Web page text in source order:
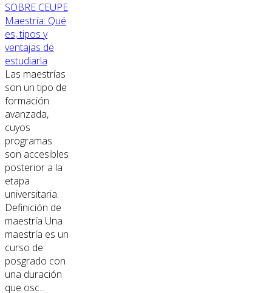
SOBRE CEUPE
Maestría: Qué
es, tipos y
ventajas de
estudiarla
Las maestrías
son un tipo de
formación
avanzada,
cuyos
programas
son accesibles
posterior a la
etapa
universitaria.
Definición de
maestría Una
maestría es un
curso de
posgrado con
una duración
que osc...